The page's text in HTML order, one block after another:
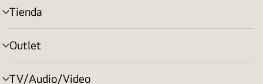
Tienda
Alternar
menú
Outlet
Alternar
menú
TV/Audio/Video